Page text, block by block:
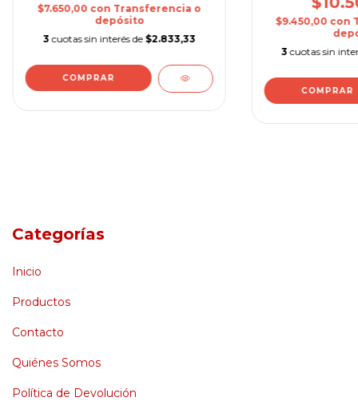
$7.650,00 con Transferencia o
depósito
3 cuotas sin interés de $2.833,33
$9.450,00 con
3 cuotas sin
Categorías
Inicio
Productos
Contacto
Quiénes Somos
Política de Devolución